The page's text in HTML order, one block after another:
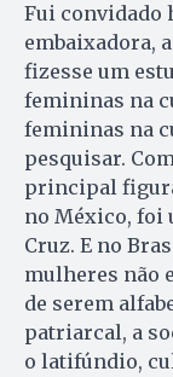
Fui convidado
embaixadora,
fizesse um
femininas na
femininas na
pesquisar.
principal
no México, foi
Cruz. E no
mulheres não
de serem
patriarcal, a
o latifúndio,